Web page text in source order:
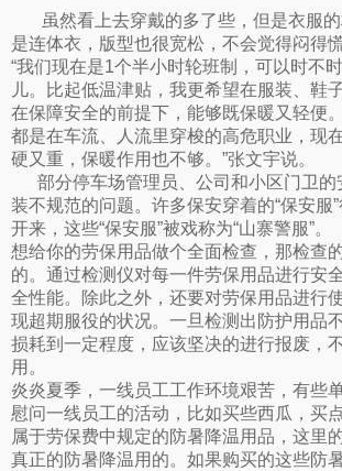
虽然看上去穿戴的多了些，但是衣服的
是连体衣，版型也很宽松，不会觉得闷得慌
“我们现在是1个半小时轮班制，可以时不
儿。比起低温津贴，我更希望在服装、鞋
在保障安全的前提下，能够既保暖又轻便
都是在车流、人流里穿梭的高危职业，现
硬又重，保暖作用也不够。”张文宇说。
部分停车场管理员、公司和小区门卫的
装不规范的问题。许多保安穿着的“保安服
开来，这些“保安服”被戏称为“山寨警服”。
想给你的劳保用品做个全面检查，那检查
的。通过检测仪对每一件劳保用品进行安
全性能。除此之外，还要对劳保用品进行
现超期服役的状况。一旦检测出防护用品
损耗到一定程度，应该坚决的进行报废，
用。
炎炎夏季，一线员工工作环境艰苦，有些
慰问一线员工的活动，比如买些西瓜，买
属于劳保费中规定的防暑降温用品，这里
真正的防暑降温用的。如果购买的这些防